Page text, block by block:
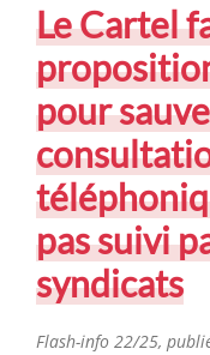
Le Cartel
pour
pas suivi
syndicats
Flash-info 22/25,